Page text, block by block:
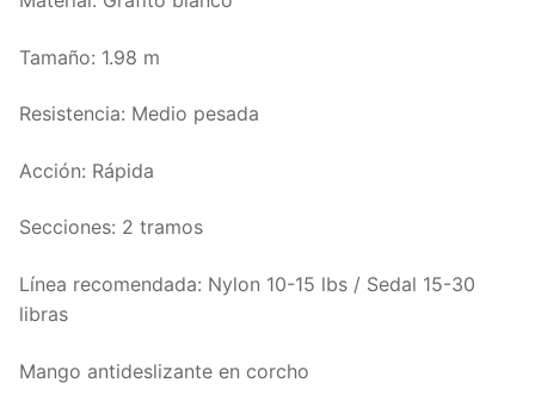
Tamaño: 1.98 m
Resistencia: Medio pesada
Acción: Rápida
Secciones: 2 tramos
Línea recomendada: Nylon 10-15 lbs / Sedal 15-30
libras
Mango antideslizante en corcho